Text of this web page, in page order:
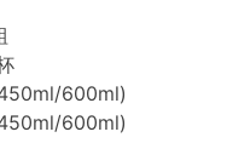
600ml)
600ml)